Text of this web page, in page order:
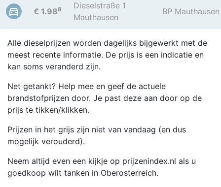
€ 1.988
Dieselstraße 1
Mauthausen
BP Mauthausen
Alle dieselprijzen worden dagelijks bijgewerkt met de
meest recente informatie. De prijs is een indicatie en
kan soms veranderd zijn.
Net getankt? Help mee en geef de actuele
brandstofprijzen door. Je past deze aan door op de
prijs te tikken/klikken.
Prijzen in het grijs zijn niet van vandaag (en dus
mogelijk verouderd).
Neem altijd even een kijkje op prijzenindex.nl als u
goedkoop wilt tanken in Oberosterreich.